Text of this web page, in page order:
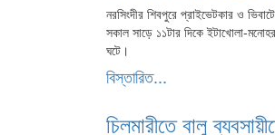
নরসিংদীর শিবপুরে প্রাইভেটকার ও
সকাল সাড়ে ১১টার দিকে ইটাখোলা-
ঘটে।
বিস্তারিত...
চিলমারীতে বালু